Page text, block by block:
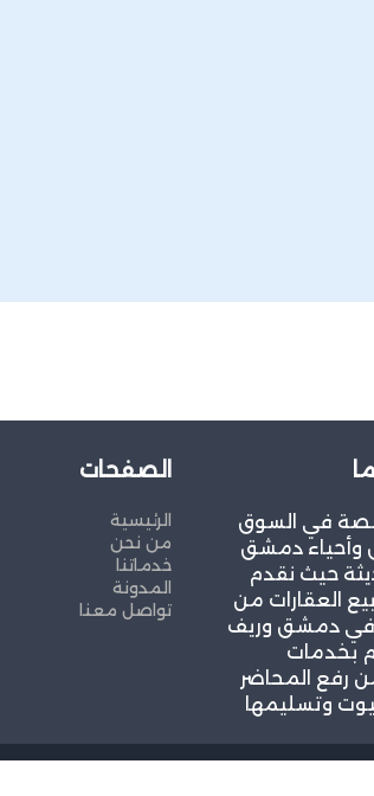
في السوق
وأحياء دمشق
حيث نقدم
العقارات من
في دمشق وريف
بخدمات
رفع المحاضر
وتسليمها
الصفحات
الرئيسية
من نحن
خدماتنا
المدونة
تواصل معنا